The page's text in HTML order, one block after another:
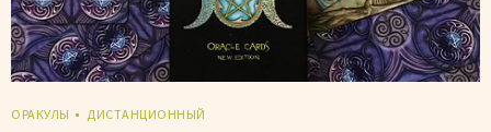
ОРАКУЛЫ ДИСТАНЦИОННЫЙ